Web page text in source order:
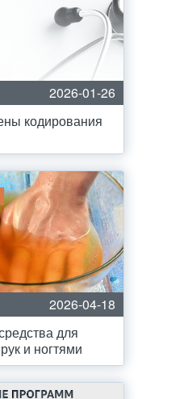
2026-01-26
кодирования
2026-04-18
для
и ногтями